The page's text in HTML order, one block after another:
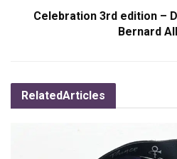
Celebration 3rd edition –
Bernard
RelatedArticles